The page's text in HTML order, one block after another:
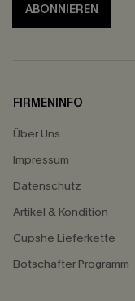
ABONNIEREN
FIRMENINFO
Über Uns
Impressum
Datenschutz
Artikel & Kondition
Cupshe Lieferkette
Botschafter Programm